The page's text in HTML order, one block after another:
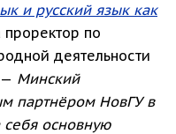
и русский язык как
проректор по
деятельности
— Минский
партнёром НовГУ в
основную